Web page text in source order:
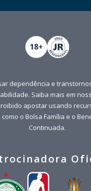
dependência e
Saiba mais em
apostar usando
o Bolsa Família e o
Continuada.